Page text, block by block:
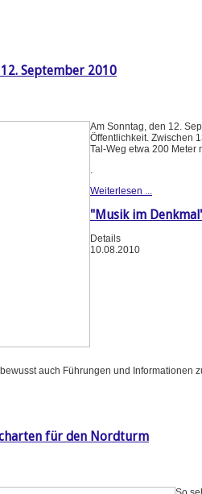
September 2010
Am Sonntag, den 12.
Öffentlichkeit. Zwischen
Tal-Weg etwa 200 Meter
.
Weiterlesen ...
"Musik im
Details
10.08.2010
auch Führungen und Informationen
für den Nordturm